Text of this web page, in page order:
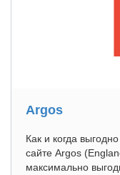
Argos
Как и когда
сайте Argos
максимально